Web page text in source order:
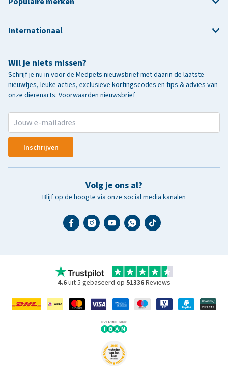
Wil je niets missen?
Schrijf je nu in voor de Medpets nieuwsbrief met daarin de laatste
nieuwtjes, leuke acties, exclusieve kortingscodes en tips & advies van
onze dierenarts. Voorwaarden nieuwsbrief
Inschrijven
Volg je ons al?
Blijf op de hoogte via onze social media kanalen
Internationaal
4.6uit 5 gebaseerd op 51336Reviews